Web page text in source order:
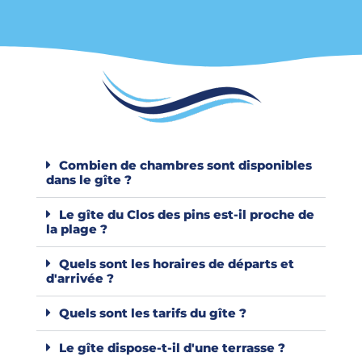
Combien de chambres sont disponibles
dans le gîte ?
Le gîte du Clos des pins est-il proche de
la plage ?
Quels sont les horaires de départs et
d'arrivée ?
Quels sont les tarifs du gîte ?
Le gîte dispose-t-il d'une terrasse ?